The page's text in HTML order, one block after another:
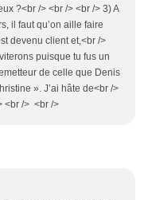
?<br /> <br /> <br /> 3) A
il faut qu’on aille faire
devenu client et,<br />
puisque tu fus un
de celle que Denis
». J’ai hâte de<br />
<br /> <br />